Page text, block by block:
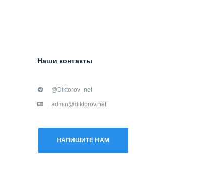
Наши контакты
@Diktorov_net
admin@diktorov.net
НАПИШИТЕ НАМ